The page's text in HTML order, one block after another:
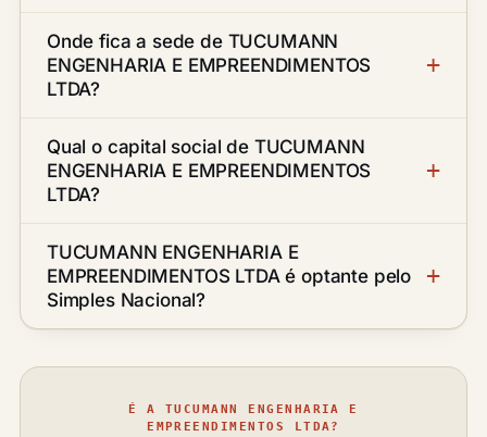
Onde fica a sede de TUCUMANN
ENGENHARIA E EMPREENDIMENTOS
LTDA?
Qual o capital social de TUCUMANN
ENGENHARIA E EMPREENDIMENTOS
LTDA?
TUCUMANN ENGENHARIA E
EMPREENDIMENTOS LTDA é optante pelo
Simples Nacional?
É A TUCUMANN ENGENHARIA E
EMPREENDIMENTOS LTDA?